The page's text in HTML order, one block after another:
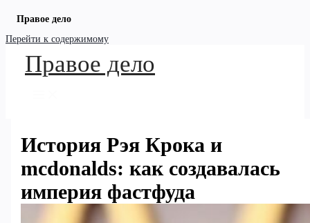
Правое дело
Перейти к содержимому
Правое дело
История Рэя Крока и
mcdonalds: как создавалась
империя фастфуда